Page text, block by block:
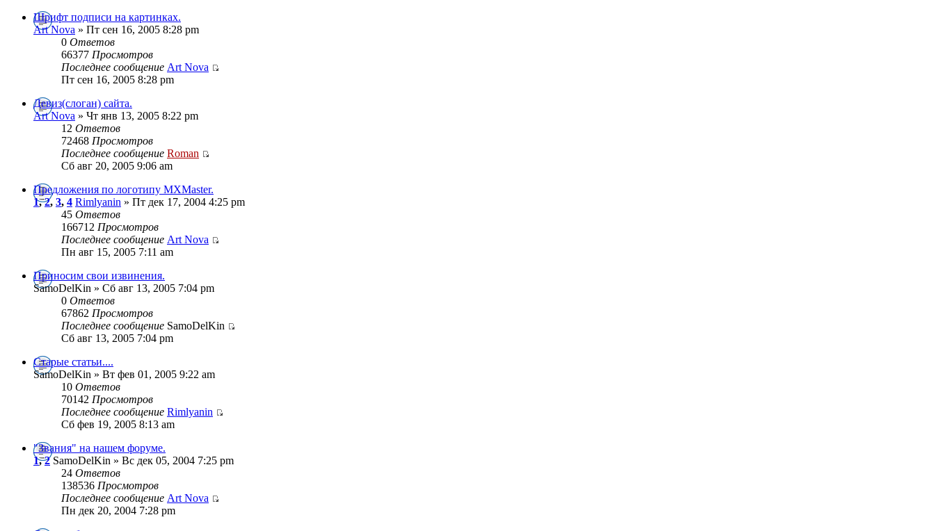
Шрифт подписи на картинках.
Art Nova » Пт сен 16, 2005 8:28 pm
0 Ответов
66377 Просмотров
Последнее сообщение Art Nova
Пт сен 16, 2005 8:28 pm
Девиз(слоган) сайта.
Art Nova » Чт янв 13, 2005 8:22 pm
12 Ответов
72468 Просмотров
Последнее сообщение Roman
Сб авг 20, 2005 9:06 am
Предложения по логотипу МХМaster.
1,2, 3, 4 Rimlyanin » Пт дек 17, 2004 4:25 pm
45 Ответов
166712 Просмотров
Последнее сообщение Art Nova
Пн авг 15, 2005 7:11 am
Приносим свои извинения.
SamoDelKin » Сб авг 13, 2005 7:04 pm
0 Ответов
67862 Просмотров
Последнее сообщение SamoDelKin
Сб авг 13, 2005 7:04 pm
Старые статьи....
SamoDelKin » Вт фев 01, 2005 9:22 am
10 Ответов
70142 Просмотров
Последнее сообщение Rimlyanin
Сб фев 19, 2005 8:13 am
"Звания" на нашем форуме.
1,2SamoDelKin » Вс дек 05, 2004 7:25 pm
24 Ответов
138536 Просмотров
Последнее сообщение Art Nova
Пн дек 20, 2004 7:28 pm